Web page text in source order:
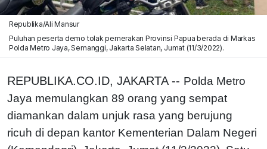
Republika/Ali Mansur
Puluhan peserta demo tolak pemerakan Provinsi Papua berada di Markas
Polda Metro Jaya, Semanggi, Jakarta Selatan, Jumat (11/3/2022).
REPUBLIKA.CO.ID, JAKARTA -- Polda Metro
Jaya memulangkan 89 orang yang sempat
diamankan dalam unjuk rasa yang berujung
ricuh di depan kantor Kementerian Dalam Negeri